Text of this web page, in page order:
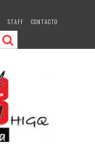
STAFF CONTACTO